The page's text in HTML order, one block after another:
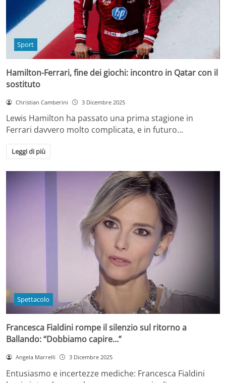
Sport
Hamilton-Ferrari, fine dei giochi: incontro in Qatar con il
sostituto
Christian Camberini 3 Dicembre 2025
Lewis Hamilton ha passato una prima stagione in
Ferrari davvero molto complicata, e in futuro…
Leggi di più
Spettacolo
Francesca Fialdini rompe il silenzio sul ritorno a
Ballando: “Dobbiamo capire…”
Angela Marrelli 3 Dicembre 2025
Entusiasmo e incertezze mediche: Francesca Fialdini